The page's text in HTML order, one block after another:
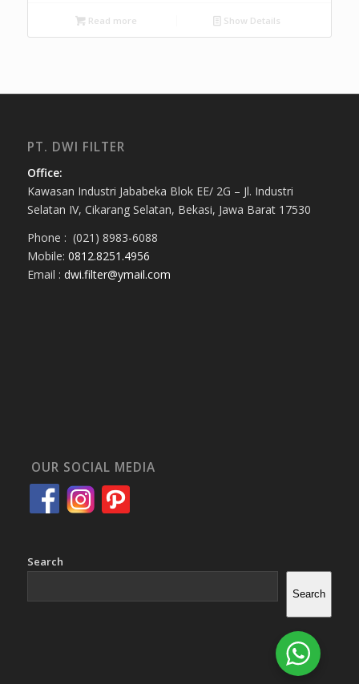
Read more Show Details
PT. DWI FILTER
Office:
Kawasan Industri Jababeka Blok EE/ 2G – Jl. Industri
Selatan IV, Cikarang Selatan, Bekasi, Jawa Barat 17530
Phone : (021) 8983-6088
Mobile: 0812.8251.4956
Email : dwi.filter@ymail.com
OUR SOCIAL MEDIA
Search
Search